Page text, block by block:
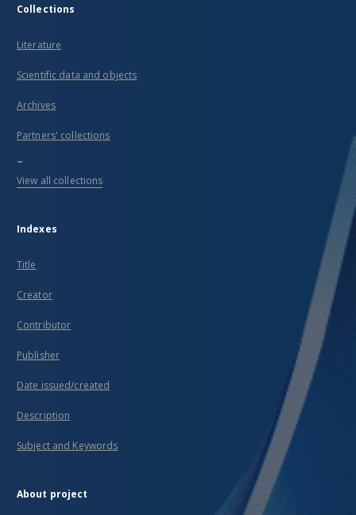
Collections
Literature
Scientific data and objects
Archives
Partners' collections
...
View all collections
Indexes
Title
Creator
Contributor
Publisher
Date issued/created
Description
Subject and Keywords
About project